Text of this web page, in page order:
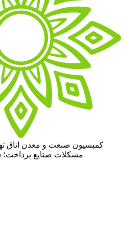
کمیسیون صنعت و معدن اتاق
مشکلات صنایع پرداخت؛